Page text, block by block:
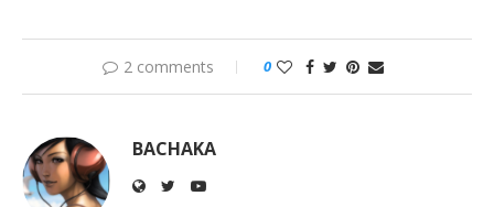
2 comments 0
BACHAKA